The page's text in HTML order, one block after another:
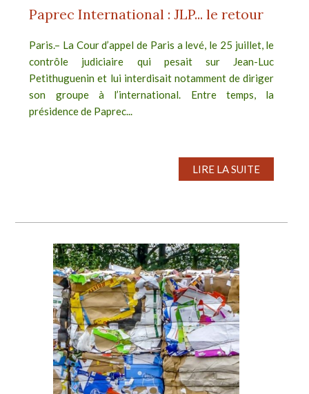
Paprec International : JLP... le retour
Paris.– La Cour d’appel de Paris a levé, le 25 juillet, le
contrôle judiciaire qui pesait sur Jean-Luc
Petithuguenin et lui interdisait notamment de diriger
son groupe à l’international. Entre temps, la
présidence de Paprec...
LIRE LA SUITE